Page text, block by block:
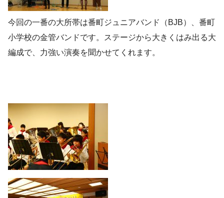
今回の一番の大所帯は番町ジュニアバンド（BJB）、番町
小学校の金管バンドです。ステージから大きくはみ出る大
編成で、力強い演奏を聞かせてくれます。